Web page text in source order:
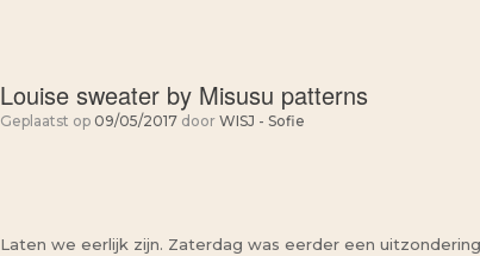
Louise sweater by Misusu patterns
Geplaatst op 09/05/2017 door WISJ - Sofie
Laten we eerlijk zijn. Zaterdag was eerder een